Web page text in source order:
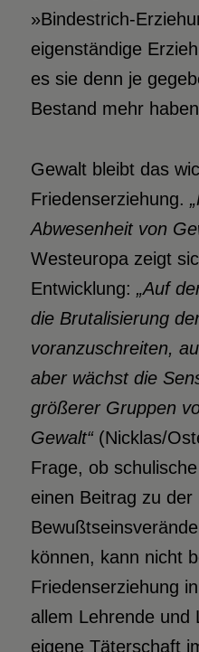
»Bindestrich-
eigenständige
es sie denn je
Bestand mehr
Gewalt bleibt das
Friedenserziehung.
Abwesenheit von
Westeuropa zeigt
Entwicklung: „Auf
die Brutalisierung
voranzuschreiten,
aber wächst die
größerer Gruppen
Gewalt“(Nicklas/
Frage, ob
einen Beitrag zu der
können, kann nicht
Friedenserziehung
allem Lehrende und
eigene Täterschaft